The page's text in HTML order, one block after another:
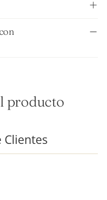
producto
Clientes